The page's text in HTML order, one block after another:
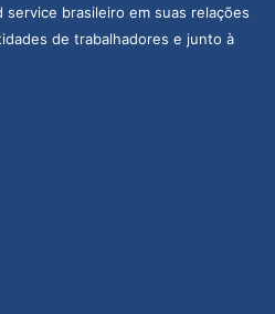
brasileiro em suas relações
de trabalhadores e junto à